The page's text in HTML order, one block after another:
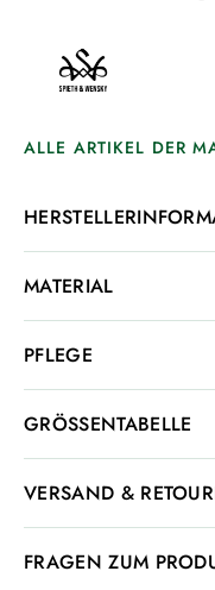
ALLE ARTIKEL DER
MATERIAL
PFLEGE
GRÖSSENTABELLE
VERSAND &
FRAGEN ZUM